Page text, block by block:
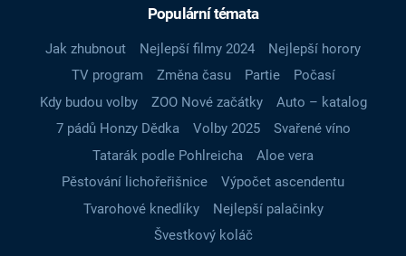
Populární témata
Jak zhubnout Nejlepší filmy 2024
Nejlepší horory
TV program
Změna času Partie
Počasí
Kdy budou volby
ZOO Nové začátky
Auto – katalog
7 pádů Honzy Dědka
Volby 2025
Svařené víno
Tatarák podle Pohlreicha
Aloe vera
Pěstování lichořeřišnice
Výpočet ascendentu
Tvarohové knedlíky
Nejlepší palačinky
Švestkový koláč